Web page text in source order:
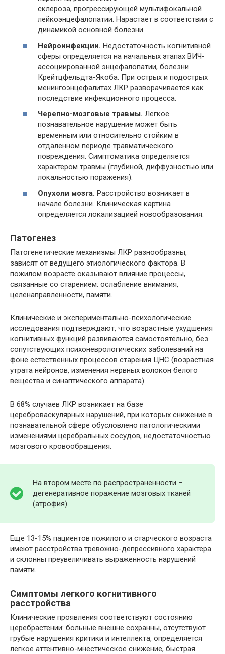
склероза, прогрессирующей мультифокальной
лейкоэнцефалопатии. Нарастает в соответствии с
динамикой основной болезни.
Нейроинфекции. Недостаточность когнитивной
сферы определяется на начальных этапах ВИЧ-
ассоциированной энцефалопатии, болезни
Крейтцфельдта-Якоба. При острых и подострых
менингоэнцефалитах ЛКР разворачивается как
последствие инфекционного процесса.
Черепно-мозговые травмы. Легкое
познавательное нарушение может быть
временным или относительно стойким в
отдаленном периоде травматического
повреждения. Симптоматика определяется
характером травмы (глубиной, диффузностью или
локальностью поражения).
Опухоли мозга. Расстройство возникает в
начале болезни. Клиническая картина
определяется локализацией новообразования.
Патогенез
Патогенетические механизмы ЛКР разнообразны,
зависят от ведущего этиологического фактора. В
пожилом возрасте оказывают влияние процессы,
связанные со старением: ослабление внимания,
целенаправленности, памяти.
Клинические и экспериментально-психологические
исследования подтверждают, что возрастные ухудшения
когнитивных функций развиваются самостоятельно, без
сопутствующих психоневрологических заболеваний на
фоне естественных процессов старения ЦНС (возрастная
утрата нейронов, изменения нервных волокон белого
вещества и синаптического аппарата).
В 68% случаев ЛКР возникает на базе
цереброваскулярных нарушений, при которых снижение в
познавательной сфере обусловлено патологическими
изменениями церебральных сосудов, недостаточностью
мозгового кровообращения.
На втором месте по распространенности –
дегенеративное поражение мозговых тканей
(атрофия).
Еще 13-15% пациентов пожилого и старческого возраста
имеют расстройства тревожно-депрессивного характера
и склонны преувеличивать выраженность нарушений
памяти.
Симптомы легкого когнитивного
расстройства
Клинические проявления соответствуют состоянию
церебрастении: больные внешне сохранны, отсутствуют
грубые нарушения критики и интеллекта, определяется
легкое аттентивно-мнестическое снижение, быстрая